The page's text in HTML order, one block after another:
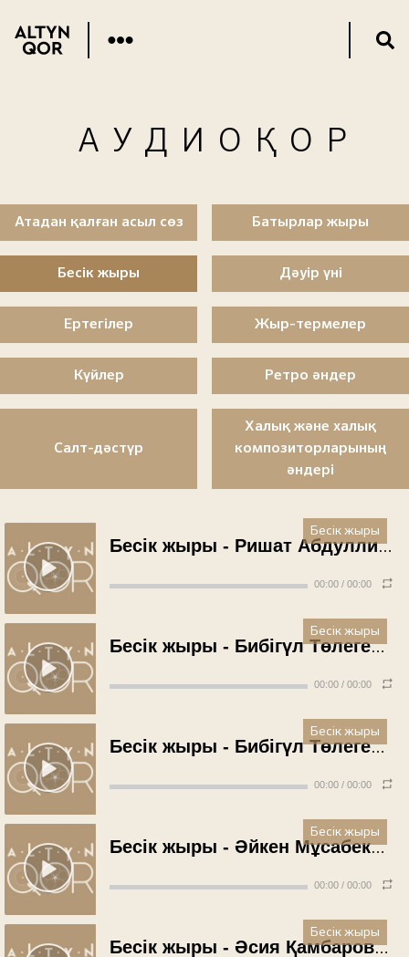
АУДИОҚОР
Атадан қалған асыл сөз Батырлар жыры
Бесік жыры Дәуір үні
Ертегілер Жыр-термелер
Күйлер Ретро әндер
Салт-дәстүр
Халық және халық
композиторларының
әндері
Бесік жыры - Ришат Абдуллин (1956 жыл)
00:00 / 00:00
Бесік жыры
Бесік жыры - Бибігүл Төлегенова (1958 жыл)
00:00 / 00:00
Бесік жыры
Бесік жыры - Бибігүл Төлегенова (1958 жыл)
00:00 / 00:00
Бесік жыры
Бесік жыры - Әйкен Мұсабекова (1959 жыл)
00:00 / 00:00
Бесік жыры
Бесік жыры - Әсия Қамбарова (1960 жыл)
Бесік жыры